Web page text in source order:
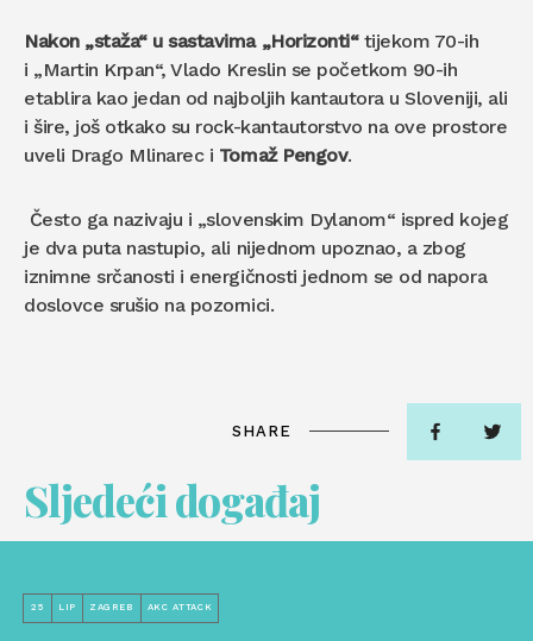
Nakon „staža“ u sastavima „Horizonti“tijekom 70-ih
i „Martin Krpan“, Vlado Kreslin se početkom 90-ih
etablira kao jedan od najboljih kantautora u Sloveniji, ali
i šire, još otkako su rock-kantautorstvo na ove prostore
uveli Drago Mlinarec i Tomaž Pengov.
Često ga nazivaju i „slovenskim Dylanom“ ispred kojeg
je dva puta nastupio, ali nijednom upoznao, a zbog
iznimne srčanosti i energičnosti jednom se od napora
doslovce srušio na pozornici.
SHARE
Sljedeći događaj
25 LIP ZAGREB AKC ATTACK